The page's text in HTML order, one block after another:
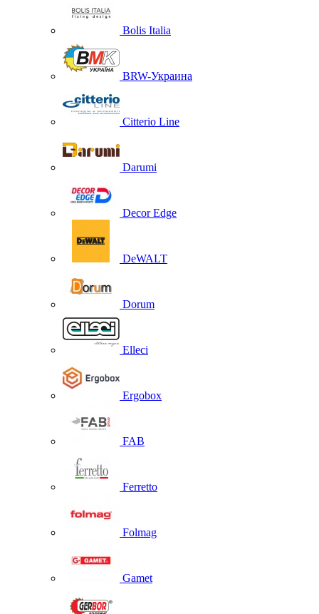
Bolis Italia
BRW-Украина
Citterio Line
Darumi
Decor Edge
DeWALT
Dorum
Elleci
Ergobox
FAB
Ferretto
Folmag
Gamet